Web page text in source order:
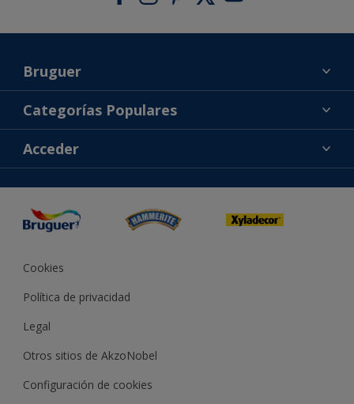
Bruguer
Acerca de Bruguer
Contacta con nosotros
Buscar una tienda
Categorías Populares
Colores
Productos
Inspiración
Consejos
Acceder
Cookies
Política de privacidad
Legal
Otros sitios de AkzoNobel
Configuración de cookies